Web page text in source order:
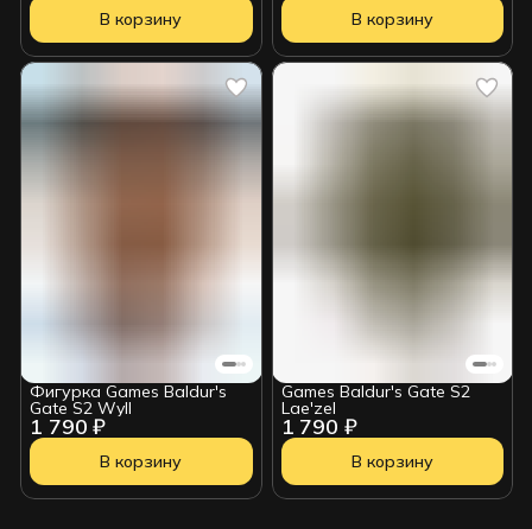
В корзину
В корзину
1 790 ₽
Фигурка Games Baldur's
Gate S2 Wyll
В корзину
1 790 ₽
Games Baldur's Gate S2
Lae'zel
В корзину